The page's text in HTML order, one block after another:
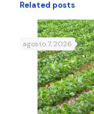
Related posts
agosto 7, 2026